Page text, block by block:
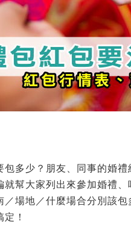
多少？朋友、同事的婚
幫大家列出來參加婚禮
場地／什麼場合分別該
！